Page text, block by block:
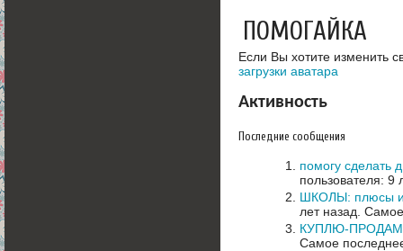
ПОМОГАЙКА
Если Вы хотите изменить
загрузки аватара
Активность
Последние сообщения
помогу сделать
пользователя: 9
ШКОЛЫ: плюсы и
лет назад.
КУПЛЮ-ПРОДАМ
Самое